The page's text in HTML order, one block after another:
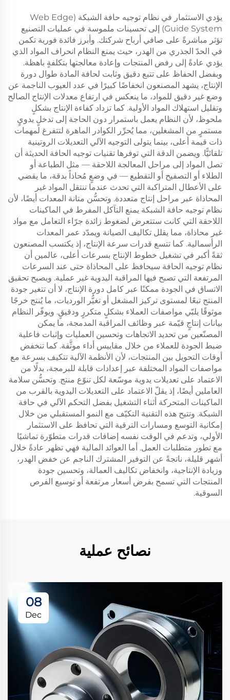
يؤدي الاستثمار في نظام توجيه حافة الشبكة (Web Edge
Guide System) إلى تحسينات ملموسة في عمليات التصنيع
تؤثر مباشرةً على صافي أرباح شركتك. وأبرز فائدة فورية تكمن
في الحدّ الجذري من الهدر، حيث يمنع النظام انحراف المواد الذي
يؤدي عادةً إلى رفض المنتجات وإعادة معالجتها بتكلفةٍ باهظة.
وبفضل الحفاظ على تتبع دقيق وثابت لحافة المادة طوال دورة
الإنتاج، يشهد المصنعون انخفاضًا كبيرًا في عدد العيوب الناجمة عن
وضع غير دقيق للمواد، ما ينعكس في ارتفاع معدلات الإنتاج الصالح
وتقليل استهلاك المواد الأولية. كما تزداد كفاءة الإنتاج بشكلٍ
ملحوظ، لأن النظام يعمل باستمرار دون الحاجة إلى تدخلٍ يدويٍ
مستمرٍ من المشغلين، مما يُحرِّر الكوادر الماهرة لتتفرغ لمهمات
ذات قيمة أعلى، بينما يتولى التوجيه الآلي التعديلات الروتينية
تلقائيًّا. ويضمن الدقة التي توفرها تقنيات توجيه الحافة الحديثة أن
تصل المواد إلى مراحل المعالجة اللاحقة — مثل الطباعة أو
الطلاء أو التصفيح أو التقطيع — في وضعٍ مُحاذاً بدقة، ما يقضي
على الأعطال المتراكبة التي تحدث عندما تنتقل المواد غير
المحاذاة عبر مراحل إنتاج متعددة. وتحسُّن متانة المعدات أيضًا، لأن
نظام توجيه حافة الشبكة يمنع التآكل المفرط في الماكينات
اللاحقة التي كانت ستتعرض لضغوط زائدة جرّاء التعامل مع مواد
غير محاذاة، مما يقلل تكاليف الصيانة ويمدّد عمر المعدات
الرأسمالية. كما تتسع قدرات سرعة الإنتاج، إذ يكتسب المصنعون
ثقةً أكبر في تشغيل خطوط الإنتاج بسرعات أعلى، عالمين أن
نظام توجيه الحافة سيحافظ على المحاذاة حتى عند السرعات
المرتفعة التي تصبح فيها المراقبة اليدوية غير عملية. ويصبح تحقيق
الاتساق في الجودة ممكنًا عبر كامل دورة الإنتاج، لا أن تتغير جودة
المنتج تبعًا لمستوى تركيز المشغل أو تغيُّر الورديات، ما يُنتج خرجًا
موثوقًا يلبّي مواصفات العملاء بشكلٍ متكررٍ ودقيقٍ. ويوفّر النظام
بيانات إنتاجٍ قيّمة عبر وظائف المراقبة المدمجة، ما يمكن
المصنّعين من تحديد الاتجاهات وتحسين العمليات وإثبات فاعلية
ضبط الجودة للعملاء من خلال مقاييس أداء موثَّقة. كما تنخفض
أوقات التحويل بين المنتجات، لأن الأنظمة الآلية تتكيف بسرعة مع
مواصفات المواد المختلفة عبر إعدادات قابلة للبرمجة، بدلًا من
الاعتماد على تعديلات يدوية موسّعة لكل تنوّع منتج. وتحسُّن سلامة
العاملين أيضًا، إذ يقلّ الاعتماد على التعديلات اليدوية بالقرب من
الماكينات المتحركة أثناء التشغيل بفضل التحكم الآلي في حافة
الشبكة. وتتيح هذه التقنية التكيّف مع النمو المستقبلي من خلال
إمكانية التوسع ومسارات الترقية التي تحافظ على الاستثمار
الأولي، وتدعم في الوقت نفسه إضافات قدرات متطوّرة تماشيًا
مع تطور متطلبات العمل. أما العوائد المالية فهي تظهر عادةً خلال
أشهر قليلة، ناتجةً عن التوفير المشترك الناجم عن خفض الهدر،
وزيادة الإنتاجية، وانخفاض تكاليف العمالة، وتحسين جودة
المنتجات التي تسمح بفرض أسعار مرتفعة أو توسيع الفرص
السوقية.
نصائح عملية
08
Dec